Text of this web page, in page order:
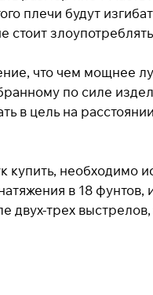
плечи будут
стоит
что чем мощнее
по силе
в цель на
купить, необходимо
в 18
двух-трех